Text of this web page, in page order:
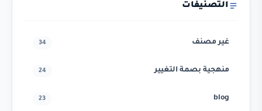
التصنيفات
غير مصنف 34
منهجية بصمة التغيير 24
blog
23